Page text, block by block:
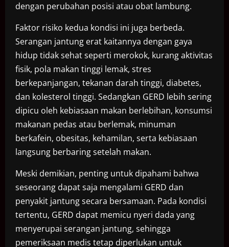
dengan perubahan posisi atau obat lambung.
Faktor risiko kedua kondisi ini juga berbeda.
Serangan jantung erat kaitannya dengan gaya
hidup tidak sehat seperti merokok, kurang aktivitas
fisik, pola makan tinggi lemak, stres
berkepanjangan, tekanan darah tinggi, diabetes,
dan kolesterol tinggi. Sedangkan GERD lebih sering
dipicu oleh kebiasaan makan berlebihan, konsumsi
makanan pedas atau berlemak, minuman
berkafein, obesitas, kehamilan, serta kebiasaan
langsung berbaring setelah makan.
Meski demikian, penting untuk dipahami bahwa
seseorang dapat saja mengalami GERD dan
penyakit jantung secara bersamaan. Pada kondisi
tertentu, GERD dapat memicu nyeri dada yang
menyerupai serangan jantung, sehingga
pemeriksaan medis tetap diperlukan untuk